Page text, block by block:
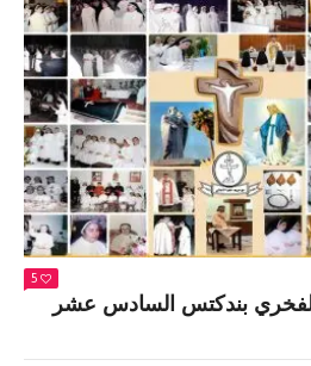
5
الفخري بندكتس السادس عشر